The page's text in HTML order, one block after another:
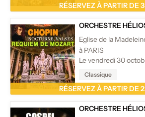
RÉSERVEZ À PARTIR DE
ORCHESTRE
Eglise de la
à PARIS
Le vendredi 30
Classique
RÉSERVEZ À PARTIR DE
ORCHESTRE